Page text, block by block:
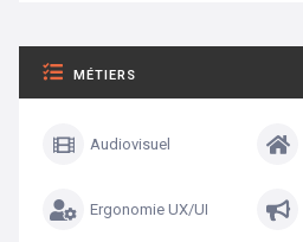
MÉTIERS
Audiovisuel
Ergonomie UX/UI